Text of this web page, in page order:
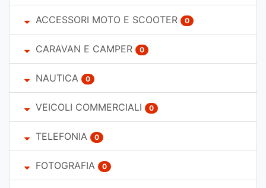
ACCESSORI MOTO E SCOOTER 0
CARAVAN E CAMPER 0
NAUTICA 0
VEICOLI COMMERCIALI 0
TELEFONIA 0
FOTOGRAFIA 0